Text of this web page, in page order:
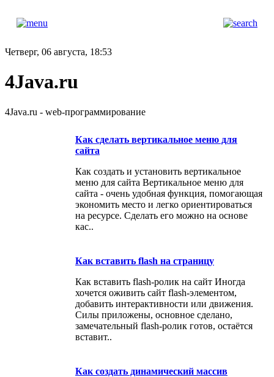
Четверг, 06 августа, 18:53
4Java.ru
4Java.ru - web-программирование
Как сделать вертикальное меню для
сайта
Как создать и установить вертикальное
меню для сайта Вертикальное меню для
сайта - очень удобная функция, помогающая
экономить место и легко ориентироваться
на ресурсе. Сделать его можно на основе
кас..
Как вставить flash на страницу
Как вставить flash-ролик на сайт Иногда
хочется оживить сайт flash-элементом,
добавить интерактивности или движения.
Силы приложены, основное сделано,
замечательный flash-ролик готов, остаётся
вставит..
Как создать динамический массив